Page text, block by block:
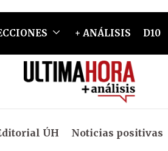
+ ANÁLISIS D10
ÚH Noticias positivas